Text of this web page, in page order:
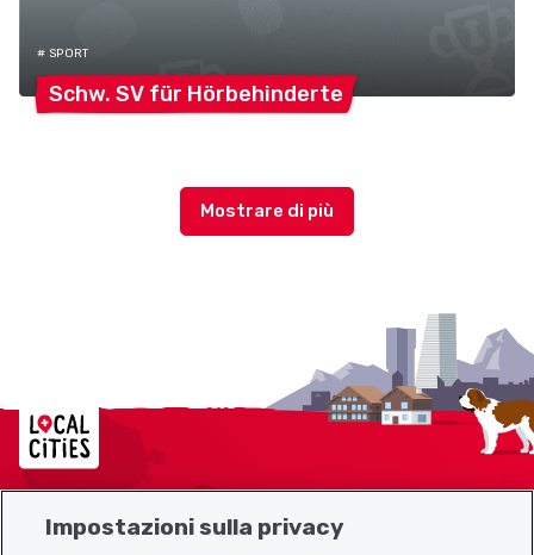
# SPORT
Schw. SV für Hörbehinderte
Localcities
Impostazioni sulla privacy